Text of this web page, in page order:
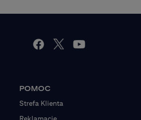
POMOC
Strefa Klienta